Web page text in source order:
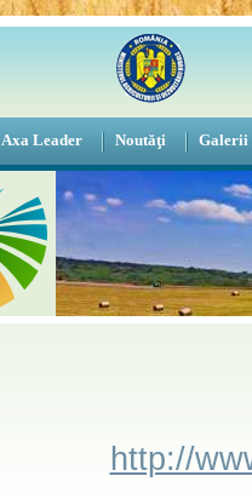
Axa Leader Noutăţi Galerii
http://